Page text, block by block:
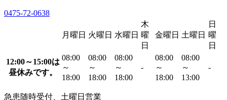
0475-72-0638
月曜日 火曜日 水曜日
木
曜
日
金曜日 土曜日
日
曜
日
12:00～15:00は
昼休みです。
08:00
～
18:00
08:00
～
18:00
08:00
～
18:00
-
08:00
～
18:00
08:00
～
13:00
-
急患随時受付、土曜日営業